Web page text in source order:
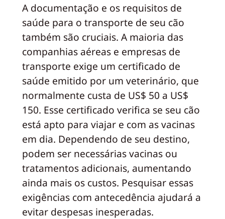
A documentação e os requisitos de
saúde para o transporte de seu cão
também são cruciais. A maioria das
companhias aéreas e empresas de
transporte exige um certificado de
saúde emitido por um veterinário, que
normalmente custa de US$ 50 a US$
150. Esse certificado verifica se seu cão
está apto para viajar e com as vacinas
em dia. Dependendo de seu destino,
podem ser necessárias vacinas ou
tratamentos adicionais, aumentando
ainda mais os custos. Pesquisar essas
exigências com antecedência ajudará a
evitar despesas inesperadas.